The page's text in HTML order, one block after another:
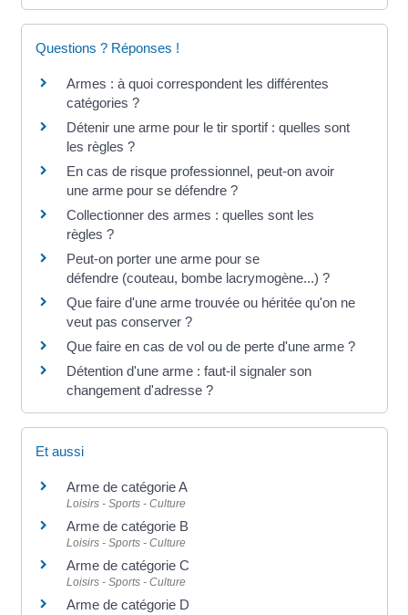
Questions ? Réponses !
Armes : à quoi correspondent les différentes
catégories ?
Détenir une arme pour le tir sportif : quelles sont
les règles ?
En cas de risque professionnel, peut-on avoir
une arme pour se défendre ?
Collectionner des armes : quelles sont les
règles ?
Peut-on porter une arme pour se
défendre (couteau, bombe lacrymogène...) ?
Que faire d'une arme trouvée ou héritée qu'on ne
veut pas conserver ?
Que faire en cas de vol ou de perte d'une arme ?
Détention d'une arme : faut-il signaler son
changement d'adresse ?
Et aussi
Arme de catégorie A
Loisirs - Sports - Culture
Arme de catégorie B
Loisirs - Sports - Culture
Arme de catégorie C
Loisirs - Sports - Culture
Arme de catégorie D